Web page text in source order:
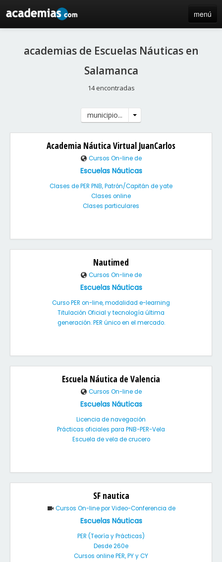
menú
blog
academias de Escuelas Náuticas en
Salamanca
14 encontradas
municipio...
Academia Náutica Virtual JuanCarlos
Cursos On-line de
Escuelas Náuticas
Clases de PER PNB, Patrón/Capitán de yate
Clases online
Clases particulares
Nautimed
Cursos On-line de
Escuelas Náuticas
Curso PER on-line, modalidad e-learning
Titulación Oficial y tecnología última
generación. PER único en el mercado.
Escuela Náutica de Valencia
Cursos On-line de
Escuelas Náuticas
Licencia de navegación
Prácticas oficiales para PNB-PER-Vela
Escuela de vela de crucero
SF nautica
Cursos On-line por Video-Conferencia de
Escuelas Náuticas
PER (Teoría y Prácticas)
Desde 260e
Cursos online PER, PY y CY